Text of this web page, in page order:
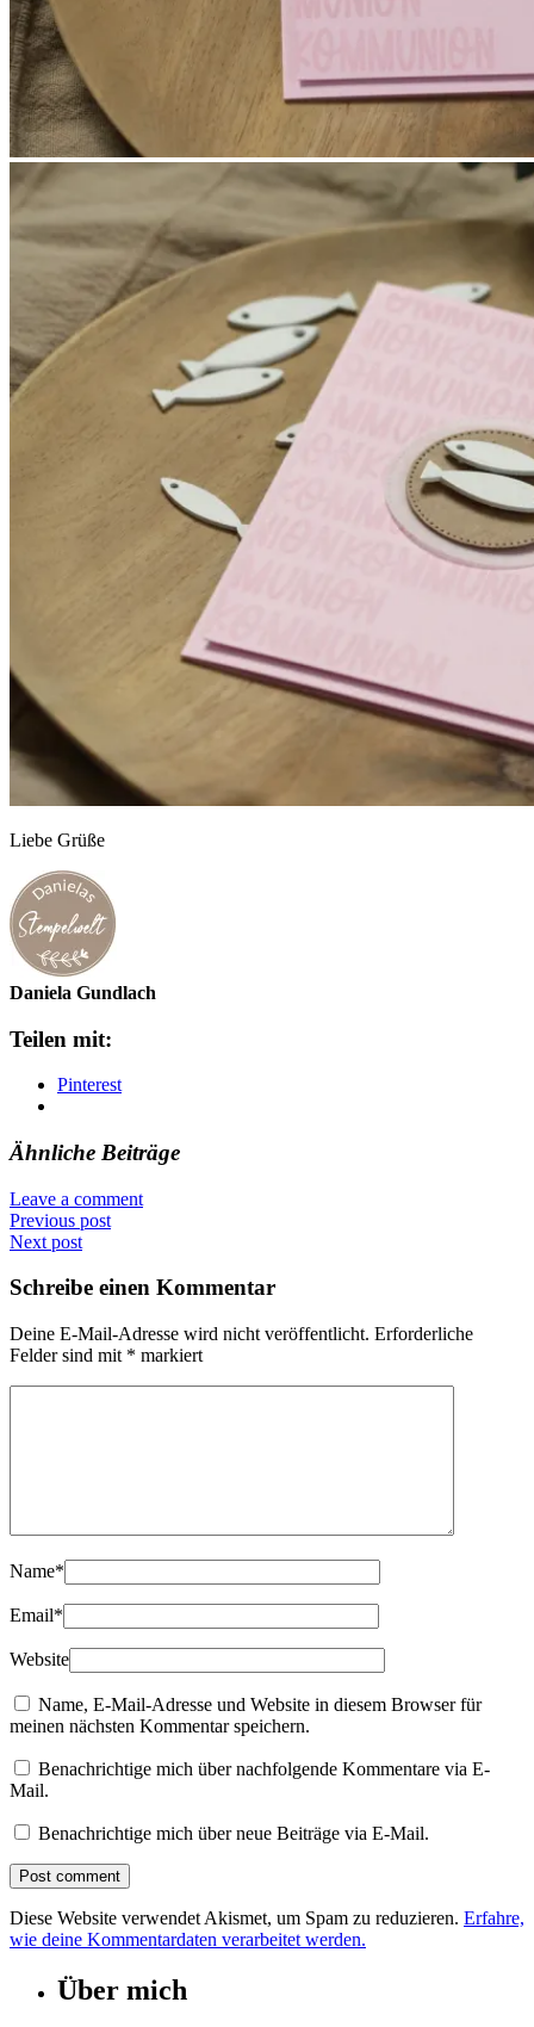
Liebe Grüße
Daniela Gundlach
Teilen mit:
Pinterest
Ähnliche Beiträge
Leave a comment
Previous post
Next post
Schreibe einen Kommentar
Deine E-Mail-Adresse wird nicht veröffentlicht. Erforderliche
Felder sind mit * markiert
Name*
Email*
Website
Name, E-Mail-Adresse und Website in diesem Browser für
meinen nächsten Kommentar speichern.
Benachrichtige mich über nachfolgende Kommentare via E-
Mail.
Benachrichtige mich über neue Beiträge via E-Mail.
Diese Website verwendet Akismet, um Spam zu reduzieren. Erfahre,
wie deine Kommentardaten verarbeitet werden.
Über mich